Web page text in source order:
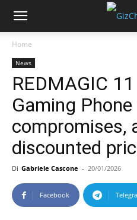
Home
News
REDMAGIC
Gaming
compromises,
discounted
Di Gabriele Cascone - 20/01/2026
Facebook